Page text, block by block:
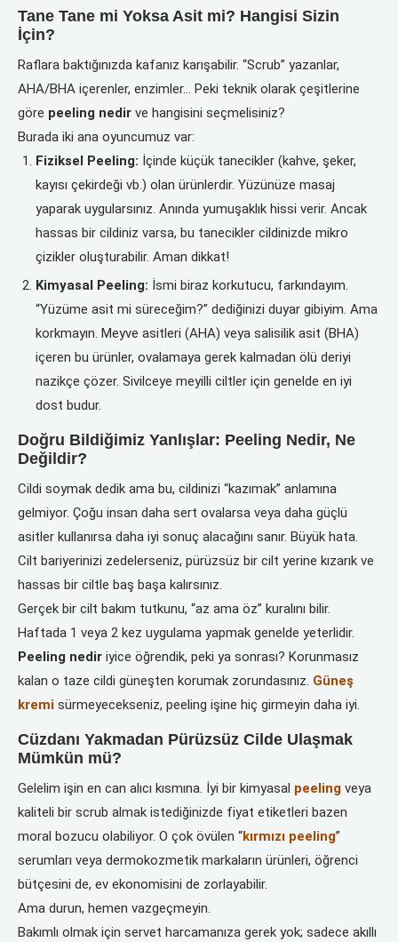
Tane Tane mi Yoksa Asit mi? Hangisi Sizin
İçin?
Raflara baktığınızda kafanız karışabilir. “Scrub” yazanlar,
AHA/BHA içerenler, enzimler… Peki teknik olarak çeşitlerine
göre peeling nedir ve hangisini seçmelisiniz?
Burada iki ana oyuncumuz var:
Fiziksel Peeling: İçinde küçük tanecikler (kahve, şeker,
kayısı çekirdeği vb.) olan ürünlerdir. Yüzünüze masaj
yaparak uygularsınız. Anında yumuşaklık hissi verir. Ancak
hassas bir cildiniz varsa, bu tanecikler cildinizde mikro
çizikler oluşturabilir. Aman dikkat!
Kimyasal Peeling: İsmi biraz korkutucu, farkındayım.
“Yüzüme asit mi süreceğim?” dediğinizi duyar gibiyim. Ama
korkmayın. Meyve asitleri (AHA) veya salisilik asit (BHA)
içeren bu ürünler, ovalamaya gerek kalmadan ölü deriyi
nazikçe çözer. Sivilceye meyilli ciltler için genelde en iyi
dost budur.
Doğru Bildiğimiz Yanlışlar: Peeling Nedir, Ne
Değildir?
Cildi soymak dedik ama bu, cildinizi “kazımak” anlamına
gelmiyor. Çoğu insan daha sert ovalarsa veya daha güçlü
asitler kullanırsa daha iyi sonuç alacağını sanır. Büyük hata.
Cilt bariyerinizi zedelerseniz, pürüzsüz bir cilt yerine kızarık ve
hassas bir ciltle baş başa kalırsınız.
Gerçek bir cilt bakım tutkunu, “az ama öz” kuralını bilir.
Haftada 1 veya 2 kez uygulama yapmak genelde yeterlidir.
Peeling nedir iyice öğrendik, peki ya sonrası? Korunmasız
kalan o taze cildi güneşten korumak zorundasınız. Güneş
kremi sürmeyecekseniz, peeling işine hiç girmeyin daha iyi.
Cüzdanı Yakmadan Pürüzsüz Cilde Ulaşmak
Mümkün mü?
Gelelim işin en can alıcı kısmına. İyi bir kimyasal peeling veya
kaliteli bir scrub almak istediğinizde fiyat etiketleri bazen
moral bozucu olabiliyor. O çok övülen “kırmızı peeling”
serumları veya dermokozmetik markaların ürünleri, öğrenci
bütçesini de, ev ekonomisini de zorlayabilir.
Ama durun, hemen vazgeçmeyin.
Bakımlı olmak için servet harcamanıza gerek yok; sadece akıllı